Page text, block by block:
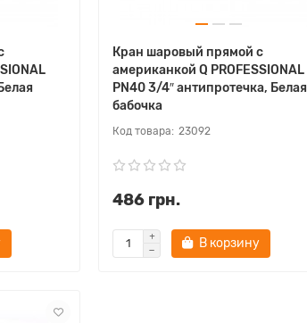
Кран шаровый прямой с
американкой Q PROFESSIONAL
PN40 3/4″ антипротечка, Белая
бабочка
23092
486 грн.
В корзину